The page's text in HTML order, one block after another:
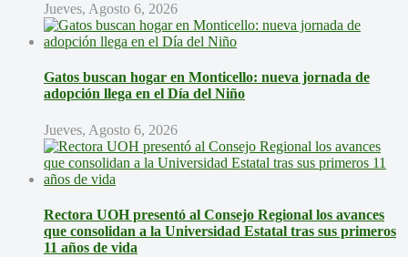
Jueves, Agosto 6, 2026
Gatos buscan hogar en Monticello: nueva jornada de
adopción llega en el Día del Niño
Jueves, Agosto 6, 2026
Rectora UOH presentó al Consejo Regional los avances
que consolidan a la Universidad Estatal tras sus primeros
11 años de vida